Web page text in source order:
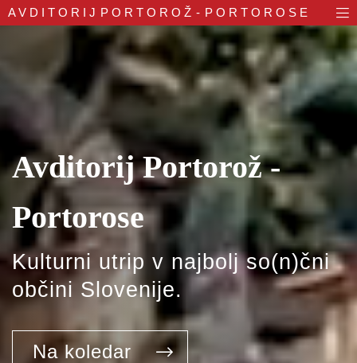
AVDITORIJ PORTOROŽ - PORTOROSE
Avditorij Portorož -
Portorose
Kulturni utrip v najbolj so(n)čni
občini Slovenije.
Na koledar